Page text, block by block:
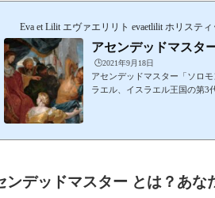
Eva et Lilit エヴァエリリト evaetlilit ホリステ
アセンデッドマスタ
🕒️2021年9月18日
アセンデッドマスター「ソロ
ラエル、イスラエル王国の第3
います。ここからソロモンは知
ンデッドマスター とは？あな